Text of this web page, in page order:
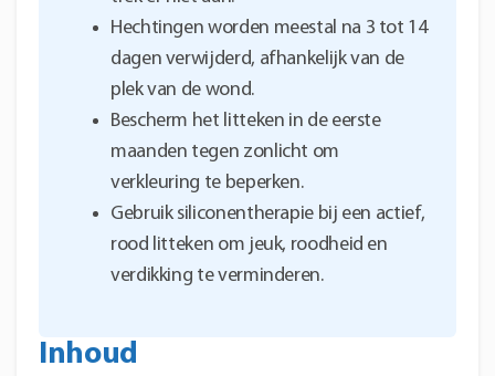
Hechtingen worden meestal na 3 tot 14
dagen verwijderd, afhankelijk van de
plek van de wond.
Bescherm het litteken in de eerste
maanden tegen zonlicht om
verkleuring te beperken.
Gebruik siliconentherapie bij een actief,
rood litteken om jeuk, roodheid en
verdikking te verminderen.
Inhoud